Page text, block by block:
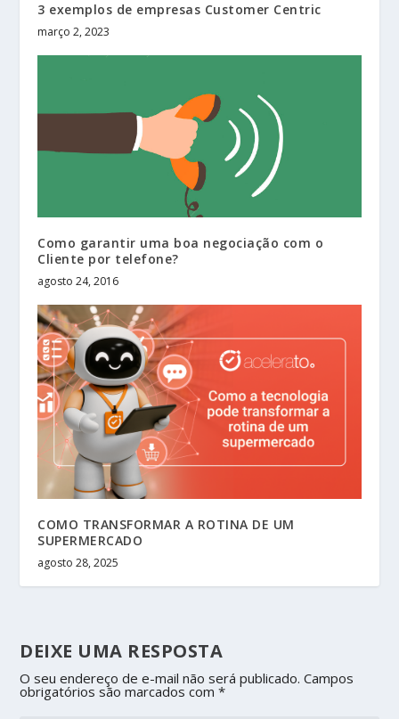
3 exemplos de empresas Customer Centric
março 2, 2023
Como garantir uma boa negociação com o
Cliente por telefone?
agosto 24, 2016
COMO TRANSFORMAR A ROTINA DE UM
SUPERMERCADO
agosto 28, 2025
DEIXE UMA RESPOSTA
O seu endereço de e-mail não será publicado. Campos
obrigatórios são marcados com*